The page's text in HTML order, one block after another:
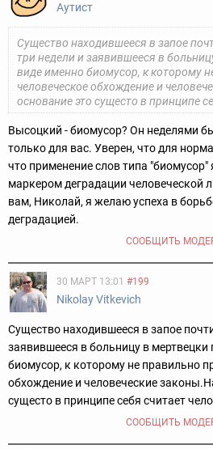
Аутист
Существо находившееся в запое
три недели и заявившееся в
виде именно биомусор, к которому
человеческое обхождение и
основание это сущесто в принципе
Высоцкий - биомусор? Он неделями
только для вас. Уверен, что для
что применение слов типа
маркером деградации человеческой
вам, Николай, я желаю успеха в
деградацией.
СООБЩИТЬ
30 МАРТ 13:01 #199
Nikolay Vitkevich
Существо находившееся в запое
заявившееся в больницу в
биомусор, к которому не правильно
обхождение и человеческие
сущесто в принципе себя считает
СООБЩИТЬ